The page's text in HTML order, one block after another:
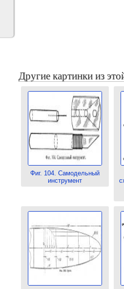
Другие картинки из
Фиг. 104. Самодельный
инструмент